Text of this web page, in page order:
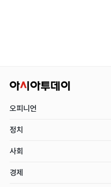
오피니언
정치
사회
경제